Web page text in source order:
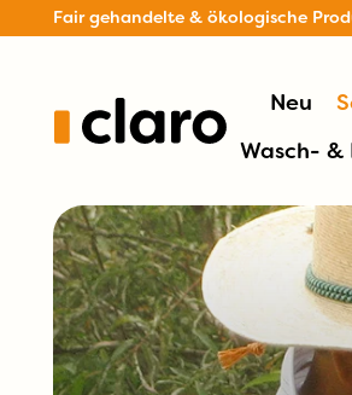
Fair gehandelte & ökologische
Neu
Wasch- &